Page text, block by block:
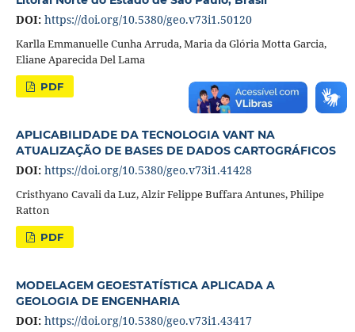
DOI: https://doi.org/10.5380/geo.v73i1.50120
Karlla Emmanuelle Cunha Arruda, Maria da Glória Motta Garcia,
Eliane Aparecida Del Lama
PDF
APLICABILIDADE DA TECNOLOGIA VANT NA
ATUALIZAÇÃO DE BASES DE DADOS CARTOGRÁFICOS
DOI: https://doi.org/10.5380/geo.v73i1.41428
Cristhyano Cavali da Luz, Alzir Felippe Buffara Antunes, Philipe
Ratton
PDF
MODELAGEM GEOESTATÍSTICA APLICADA A
GEOLOGIA DE ENGENHARIA
DOI: https://doi.org/10.5380/geo.v73i1.43417